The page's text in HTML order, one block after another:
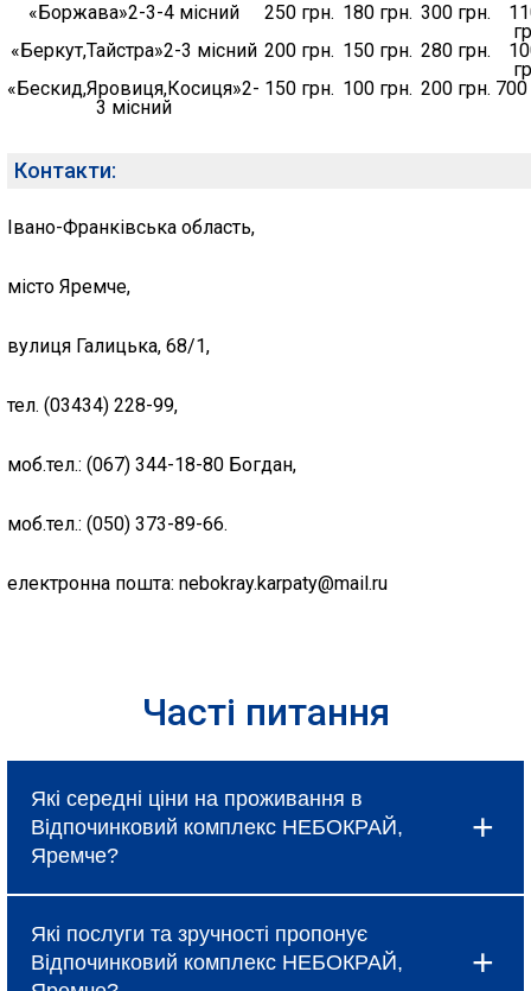
«Боржава»2-3-4 місний
250 грн. 180 грн. 300 грн.
«Беркут,Тайстра»2-3 місний 200 грн. 150 грн. 280 грн.
«Бескид,Яровиця,Косиця»2-
3 місний
150 грн. 100 грн. 200 грн. 700
Контакти:
Івано-Франківська область,
місто Яремче,
вулиця Галицька, 68/1,
тел. (03434) 228-99,
моб.тел.: (067) 344-18-80 Богдан,
моб.тел.: (050) 373-89-66.
електронна пошта: nebokray.karpaty@mail.ru
Часті питання
Які середні ціни на проживання в
Відпочинковий комплекс НЕБОКРАЙ,
Яремче?
Яремче коливаються і залежать від вибраного
типу номеру, сезону та наявності спеціальних
Які послуги та зручності пропонує
Відпочинковий комплекс НЕБОКРАЙ,